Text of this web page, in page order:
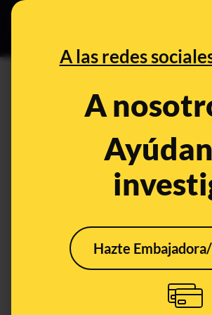
A las redes
A
Hazte
normativa
VERDADERO
Sí, se ha modificado el
Reglamento General de